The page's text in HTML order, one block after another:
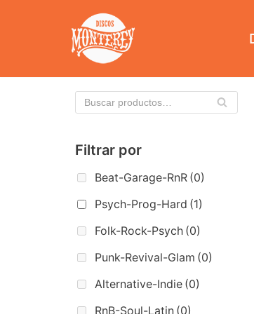
Filtrar por
Beat-Garage-RnR (0)
Psych-Prog-Hard (1)
Folk-Rock-Psych (0)
Punk-Revival-Glam (0)
Alternative-Indie (0)
RnB-Soul-Latin (0)